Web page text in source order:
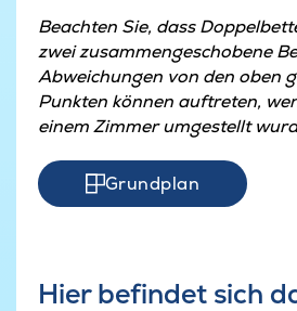
Beachten Sie, dass
zwei zusammengeschobene
Abweichungen von den oben
Punkten können auftreten,
einem Zimmer umgestellt
Grundplan
Hier befindet sich